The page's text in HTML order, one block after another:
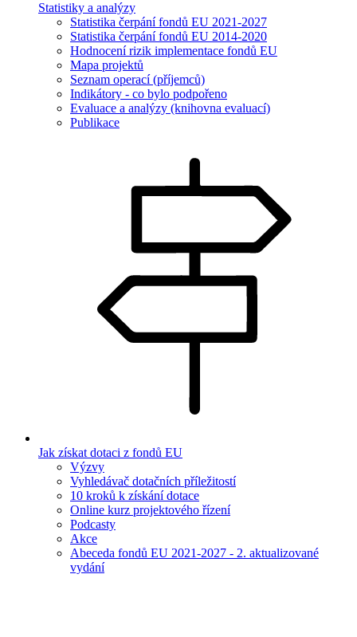
Statistiky a analýzy
Statistika čerpání fondů EU 2021-2027
Statistika čerpání fondů EU 2014-2020
Hodnocení rizik implementace fondů EU
Mapa projektů
Seznam operací (příjemců)
Indikátory - co bylo podpořeno
Evaluace a analýzy (knihovna evaluací)
Publikace
Jak získat dotaci z fondů EU
Výzvy
Vyhledávač dotačních příležitostí
10 kroků k získání dotace
Online kurz projektového řízení
Podcasty
Akce
Abeceda fondů EU 2021-2027 - 2. aktualizované
vydání